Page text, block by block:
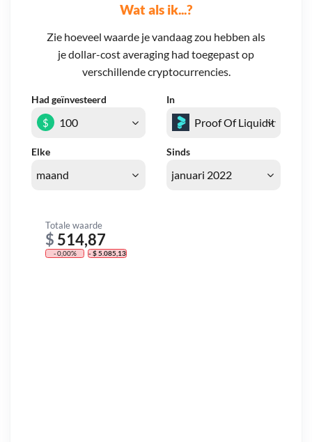
Wat als ik...?
Zie hoeveel waarde je vandaag zou hebben als
je dollar-cost averaging had toegepast op
verschillende cryptocurrencies.
Had geïnvesteerd In
Elke Sinds
$
Totale waarde
$ 514,87
- 0,00% - $ 5.085,13